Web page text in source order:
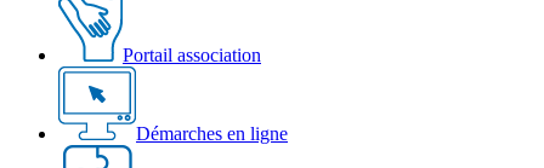
Portail association
Démarches en ligne